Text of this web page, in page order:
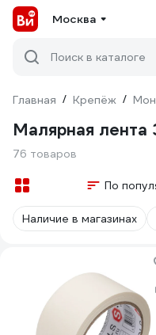
Москва
Поиск в каталоге
Главная / Крепёж /
Малярная лента
76 товаров
По
Наличие в магазинах